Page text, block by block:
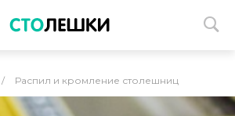
/ Распил и кромление столешниц